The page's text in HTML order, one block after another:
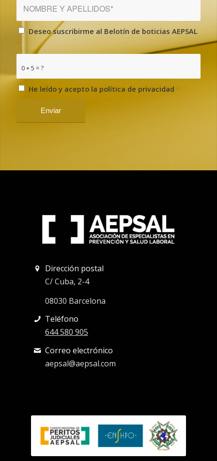
Deseo suscribirme al Belotín de boticias AEPSAL
*
0 + 5 = ?
He leído y acepto la política de privacidad
Dirección postal
C/ Cuba, 2-4
08030 Barcelona
Teléfono
644 580 905
Correo electrónico
aepsal@aepsal.com